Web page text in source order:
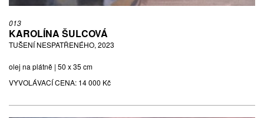
013
KAROLÍNA ŠULCOVÁ
TUŠENÍ NESPATŘENÉHO, 2023
olej na plátně | 50 x 35 cm
VYVOLÁVACÍ CENA: 14 000 Kč